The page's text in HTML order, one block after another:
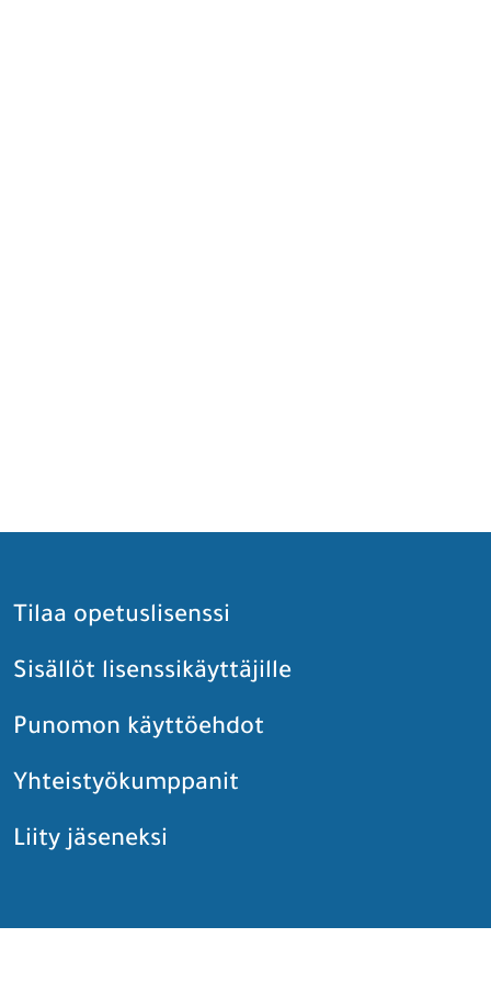
Tilaa opetuslisenssi
Sisällöt lisenssikäyttäjille
Punomon käyttöehdot
Yhteistyökumppanit
Liity jäseneksi